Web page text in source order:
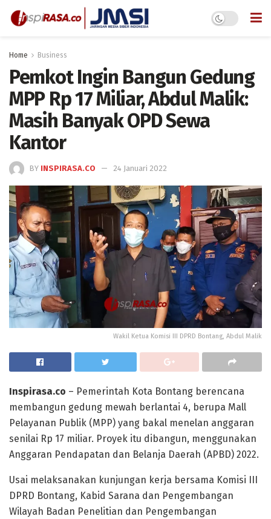
Home Business
Pemkot Ingin Bangun Gedung
MPP Rp 17 Miliar, Abdul Malik:
Masih Banyak OPD Sewa
Kantor
BY INSPIRASA.CO 24 Januari 2022
Wakil Ketua Komisi III DPRD Bontang, Abdul Malik
Inspirasa.co – Pemerintah Kota Bontang berencana
membangun gedung mewah berlantai 4, berupa Mall
Pelayanan Publik (MPP) yang bakal menelan anggaran
senilai Rp 17 miliar. Proyek itu dibangun, menggunakan
Anggaran Pendapatan dan Belanja Daerah (APBD) 2022.
Usai melaksanakan kunjungan kerja bersama Komisi III
DPRD Bontang, Kabid Sarana dan Pengembangan
Wilayah Badan Penelitian dan Pengembangan